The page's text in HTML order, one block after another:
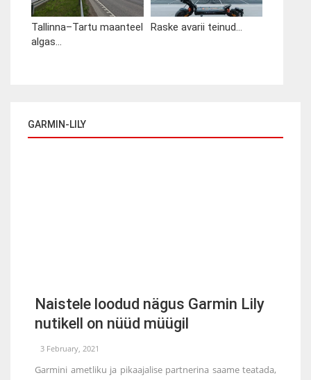
Tallinna–Tartu maanteel
algas...
Raske avarii teinud...
GARMIN-LILY
Naistele loodud nägus Garmin Lily
nutikell on nüüd müügil
3 February, 2021
Garmini ametliku ja pikaajalise partnerina saame teatada,